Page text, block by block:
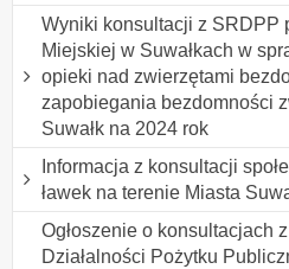
Wyniki konsultacji z SRDPP
Miejskiej w Suwałkach w
opieki nad zwierzętami
zapobiegania bezdomności
Suwałk na 2024 rok
Informacja z konsultacji
ławek na terenie Miasta
Ogłoszenie o konsultacjach
Działalności Pożytku